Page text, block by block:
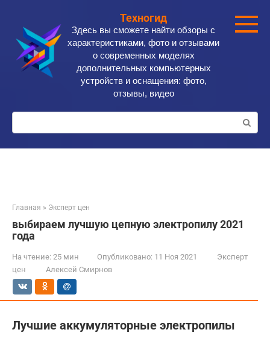
контенту
Техногид
Здесь вы сможете найти обзоры с
характеристиками, фото и отзывами
о современных моделях
дополнительных компьютерных
устройств и оснащения: фото,
отзывы, видео
Поиск:
Главная » Эксперт цен
️выбираем лучшую цепную электропилу 2021
года
На чтение: 25 мин Опубликовано: 11 Ноя 2021
Эксперт
цен
Алексей Смирнов
Лучшие аккумуляторные электропилы